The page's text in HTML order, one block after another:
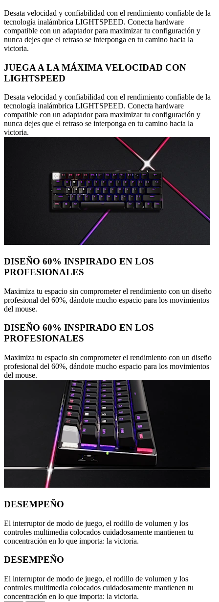
Desata velocidad y confiabilidad con el rendimiento confiable de la
tecnología inalámbrica LIGHTSPEED. Conecta hardware
compatible con un adaptador para maximizar tu configuración y
nunca dejes que el retraso se interponga en tu camino hacia la
victoria.
JUEGA A LA MÁXIMA VELOCIDAD CON
LIGHTSPEED
Desata velocidad y confiabilidad con el rendimiento confiable de la
tecnología inalámbrica LIGHTSPEED. Conecta hardware
compatible con un adaptador para maximizar tu configuración y
nunca dejes que el retraso se interponga en tu camino hacia la
victoria.
DISEÑO 60% INSPIRADO EN LOS
PROFESIONALES
Maximiza tu espacio sin comprometer el rendimiento con un diseño
profesional del 60%, dándote mucho espacio para los movimientos
del mouse.
DISEÑO 60% INSPIRADO EN LOS
PROFESIONALES
Maximiza tu espacio sin comprometer el rendimiento con un diseño
profesional del 60%, dándote mucho espacio para los movimientos
del mouse.
DESEMPEÑO
El interruptor de modo de juego, el rodillo de volumen y los
controles multimedia colocados cuidadosamente mantienen tu
concentración en lo que importa: la victoria.
DESEMPEÑO
El interruptor de modo de juego, el rodillo de volumen y los
controles multimedia colocados cuidadosamente mantienen tu
concentración en lo que importa: la victoria.